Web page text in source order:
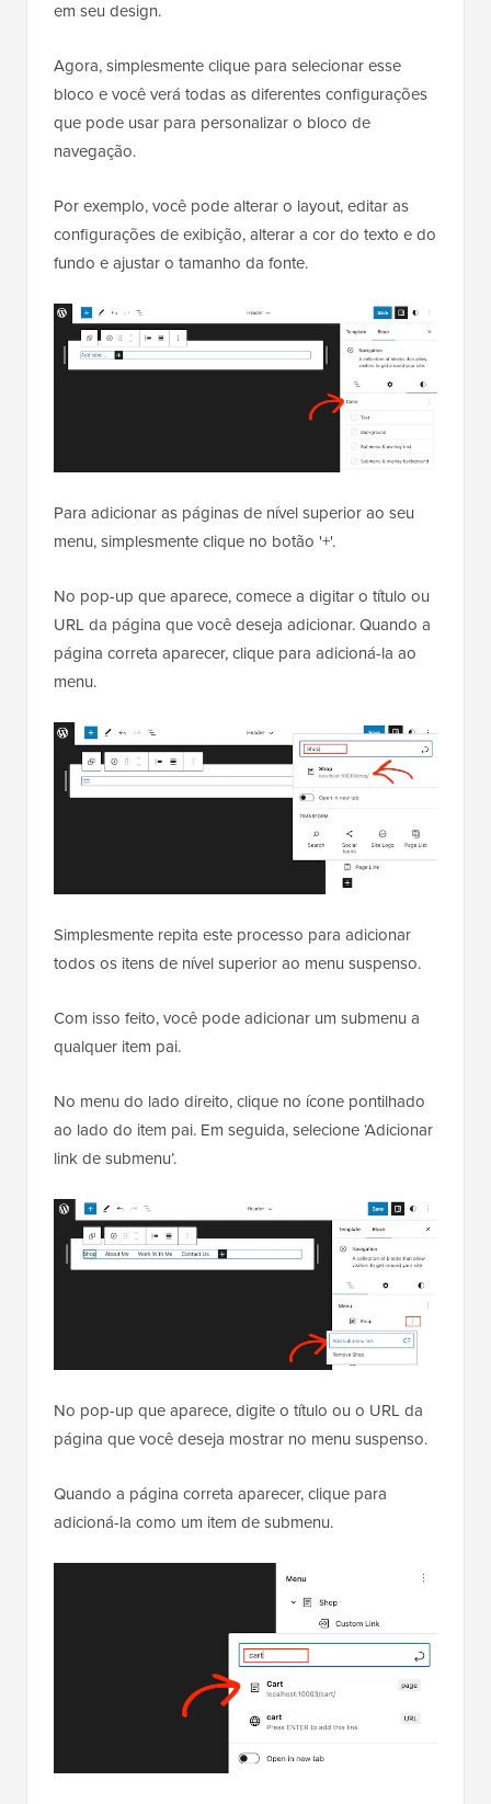
em seu design.
Agora, simplesmente clique para selecionar esse
bloco e você verá todas as diferentes configurações
que pode usar para personalizar o bloco de
navegação.
Por exemplo, você pode alterar o layout, editar as
configurações de exibição, alterar a cor do texto e do
fundo e ajustar o tamanho da fonte.
Para adicionar as páginas de nível superior ao seu
menu, simplesmente clique no botão '+'.
No pop-up que aparece, comece a digitar o título ou
URL da página que você deseja adicionar. Quando a
página correta aparecer, clique para adicioná-la ao
menu.
Simplesmente repita este processo para adicionar
todos os itens de nível superior ao menu suspenso.
Com isso feito, você pode adicionar um submenu a
qualquer item pai.
No menu do lado direito, clique no ícone pontilhado
ao lado do item pai. Em seguida, selecione ‘Adicionar
link de submenu’.
No pop-up que aparece, digite o título ou o URL da
página que você deseja mostrar no menu suspenso.
Quando a página correta aparecer, clique para
adicioná-la como um item de submenu.